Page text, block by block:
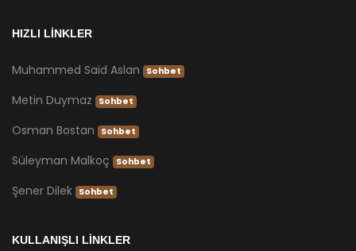
HIZLI LİNKLER
Muhammed Said Aslan Sohbet
Metin Duymaz Sohbet
Osman Bostan Sohbet
Süleyman Malkoç Sohbet
Şener Dilek Sohbet
KULLANIŞLI LİNKLER